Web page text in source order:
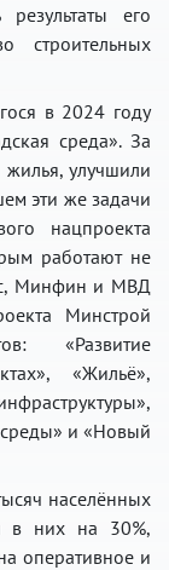
его
строительных
в 2024 году
среда». За
улучшили
эти же задачи
нацпроекта
работают не
Минфин и МВД
Минстрой
«Развитие
«Жильё»,
и «Новый
населённых
в них на 30%,
оперативное и